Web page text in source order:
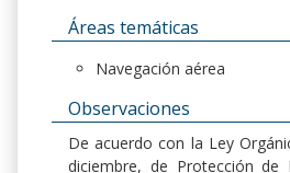
Áreas temáticas
Navegación aérea
Observaciones
De acuerdo con la Ley
diciembre, de Protección de